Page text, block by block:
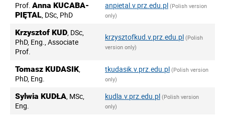
Prof. Anna KUCABA-
PIĘTAL, DSc, PhD
anpietal.v.prz.edu.pl (Polish version
only)
Krzysztof KUD, DSc,
PhD, Eng., Associate
Prof.
krzysztofkud.v.prz.edu.pl (Polish
version only)
Tomasz KUDASIK,
PhD, Eng.
tkudasik.v.prz.edu.pl (Polish version
only)
Sylwia KUDŁA, MSc,
Eng.
kudla.v.prz.edu.pl (Polish version
only)